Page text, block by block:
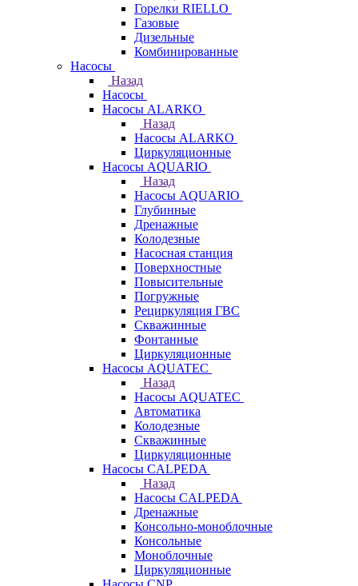
Горелки RIELLO
Газовые
Дизельные
Комбинированные
Насосы
Назад
Насосы
Насосы ALARKO
Назад
Насосы ALARKO
Циркуляционные
Насосы AQUARIO
Назад
Насосы AQUARIO
Глубинные
Дренажные
Колодезные
Насосная станция
Поверхностные
Повысительные
Погружные
Рециркуляция ГВС
Скважинные
Фонтанные
Циркуляционные
Насосы AQUATEC
Назад
Насосы AQUATEC
Автоматика
Колодезные
Скважинные
Циркуляционные
Насосы CALPEDA
Назад
Насосы CALPEDA
Дренажные
Консольно-моноблочные
Консольные
Моноблочные
Циркуляционные